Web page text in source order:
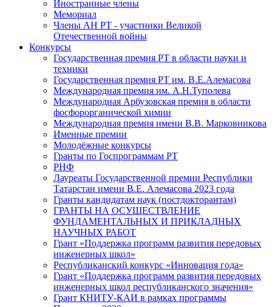
Иностранные члены
Мемориал
Члены АН РТ - участники Великой
Отечественной войны
Конкурсы
Государственная премия РТ в области науки и
техники
Государственная премия РТ им. В.Е.Алемасова
Международная премия им. А.Н.Туполева
Международная Арбузовская премия в области
фосфорорганической химии
Международная премия имени В.В. Марковникова
Именные премии
Молодёжные конкурсы
Гранты по Госпрограммам РТ
РНФ
Лауреаты Государственной премии Республики
Татарстан имени В.Е. Алемасова 2023 года
Гранты кандидатам наук (постдокторантам)
ГРАНТЫ НА ОСУЩЕСТВЛЕНИЕ
ФУНДАМЕНТАЛЬНЫХ И ПРИКЛАДНЫХ
НАУЧНЫХ РАБОТ
Грант «Поддержка программ развития передовых
инженерных школ»
Республиканский конкурс «Инновация года»
Грант «Поддержка программ развития передовых
инженерных школ республиканского значения»
Грант КНИТУ-КАИ в рамках программы